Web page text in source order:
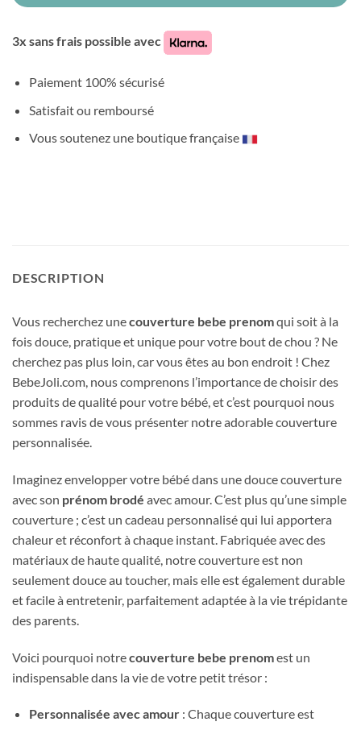
3x sans frais possible avec
Paiement 100% sécurisé
Satisfait ou remboursé
Vous soutenez une boutique française
DESCRIPTION
Vous recherchez unecouverture bebe prenomqui soit à la
fois douce, pratique et unique pour votre bout de chou ? Ne
cherchez pas plus loin, car vous êtes au bon endroit ! Chez
BebeJoli.com, nous comprenons l’importance de choisir des
produits de qualité pour votre bébé, et c’est pourquoi nous
sommes ravis de vous présenter notre adorable couverture
personnalisée.
Imaginez envelopper votre bébé dans une douce couverture
avec son prénom brodé avec amour. C’est plus qu’une simple
couverture ; c’est un cadeau personnalisé qui lui apportera
chaleur et réconfort à chaque instant. Fabriquée avec des
matériaux de haute qualité, notre couverture est non
seulement douce au toucher, mais elle est également durable
et facile à entretenir, parfaitement adaptée à la vie trépidante
des parents.
Voici pourquoi notrecouverture bebe prenomest un
indispensable dans la vie de votre petit trésor :
Personnalisée avec amour: Chaque couverture est